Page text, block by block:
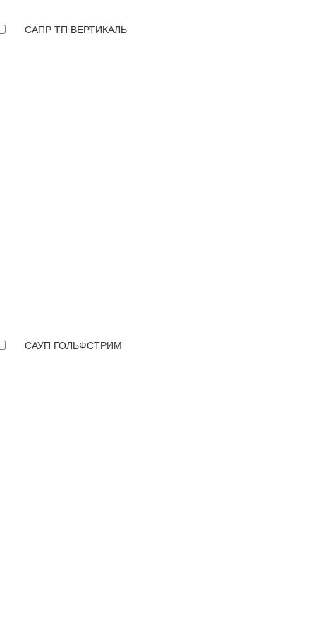
САПР ТП ВЕРТИКАЛЬ
САУП ГОЛЬФСТРИМ